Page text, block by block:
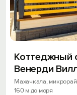
Коттеджный
Венерди
Махачкала,
160 м до моря